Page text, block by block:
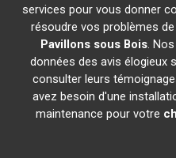
services pour vous donner
résoudre vos problèmes de
Pavillons sous Bois.
données des avis élogieux
consulter leurs
avez besoin d'une
maintenance pour votre